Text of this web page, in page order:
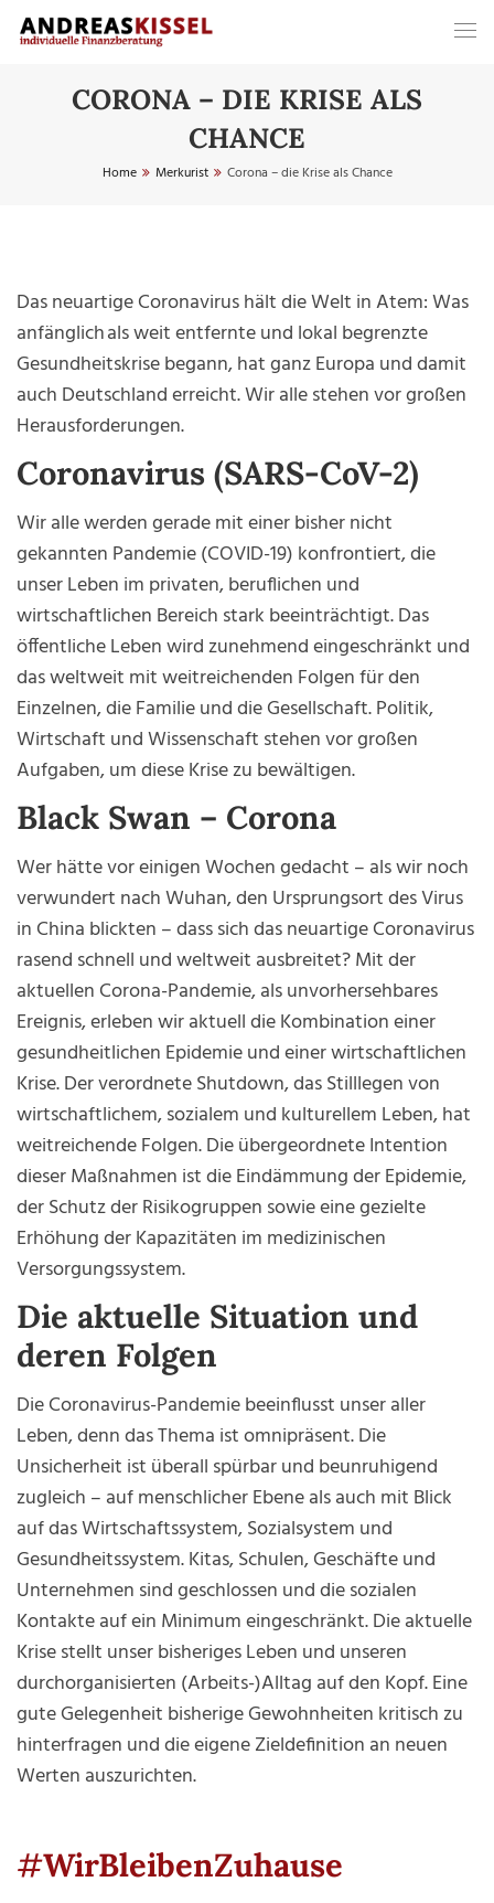
CORONA – DIE KRISE ALS
CHANCE
Home Merkurist Corona – die Krise als Chance
Das neuartige Coronavirus hält die Welt in Atem: Was
anfänglich als weit entfernte und lokal begrenzte
Gesundheitskrise begann, hat ganz Europa und damit
auch Deutschland erreicht. Wir alle stehen vor großen
Herausforderungen.
Coronavirus (SARS-CoV-2)
Wir alle werden gerade mit einer bisher nicht
gekannten Pandemie (COVID-19) konfrontiert, die
unser Leben im privaten, beruflichen und
wirtschaftlichen Bereich stark beeinträchtigt. Das
öffentliche Leben wird zunehmend eingeschränkt und
das weltweit mit weitreichenden Folgen für den
Einzelnen, die Familie und die Gesellschaft. Politik,
Wirtschaft und Wissenschaft stehen vor großen
Aufgaben, um diese Krise zu bewältigen.
Black Swan – Corona
Wer hätte vor einigen Wochen gedacht – als wir noch
verwundert nach Wuhan, den Ursprungsort des Virus
in China blickten – dass sich das neuartige Coronavirus
rasend schnell und weltweit ausbreitet? Mit der
aktuellen Corona-Pandemie, als unvorhersehbares
Ereignis, erleben wir aktuell die Kombination einer
gesundheitlichen Epidemie und einer wirtschaftlichen
Krise. Der verordnete Shutdown, das Stilllegen von
wirtschaftlichem, sozialem und kulturellem Leben, hat
weitreichende Folgen. Die übergeordnete Intention
dieser Maßnahmen ist die Eindämmung der Epidemie,
der Schutz der Risikogruppen sowie eine gezielte
Erhöhung der Kapazitäten im medizinischen
Versorgungssystem.
Die aktuelle Situation und
deren Folgen
Die Coronavirus-Pandemie beeinflusst unser aller
Leben, denn das Thema ist omnipräsent. Die
Unsicherheit ist überall spürbar und beunruhigend
zugleich – auf menschlicher Ebene als auch mit Blick
auf das Wirtschaftssystem, Sozialsystem und
Gesundheitssystem. Kitas, Schulen, Geschäfte und
Unternehmen sind geschlossen und die sozialen
Kontakte auf ein Minimum eingeschränkt. Die aktuelle
Krise stellt unser bisheriges Leben und unseren
durchorganisierten (Arbeits-)Alltag auf den Kopf. Eine
gute Gelegenheit bisherige Gewohnheiten kritisch zu
hinterfragen und die eigene Zieldefinition an neuen
Werten auszurichten.
#WirBleibenZuhause